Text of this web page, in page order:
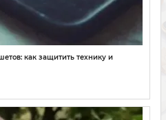
как защитить технику и